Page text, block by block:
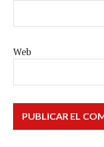
Web